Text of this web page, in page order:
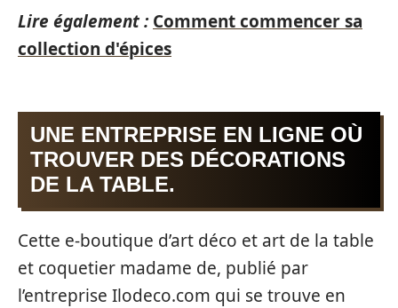
Lire également : Comment commencer sa
collection d'épices
UNE ENTREPRISE EN LIGNE OÙ
TROUVER DES DÉCORATIONS
DE LA TABLE.
Cette e-boutique d’art déco et art de la table
et coquetier madame de, publié par
l’entreprise Ilodeco.com qui se trouve en